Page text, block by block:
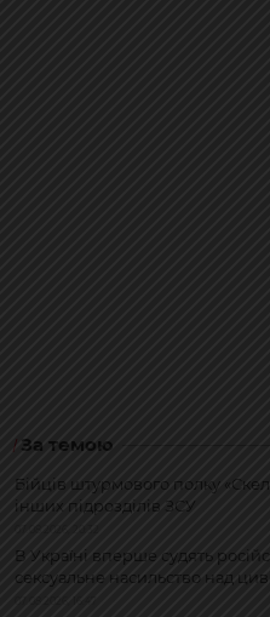
За темою
Бійців штурмового полку
інших підрозділів ЗСУ
В Україні вперше судять
сексуальне насильство над